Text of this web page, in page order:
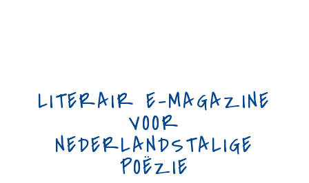
LITERAIR E-MAGAZINE
VOOR
NEDERLANDSTALIGE
POËZIE